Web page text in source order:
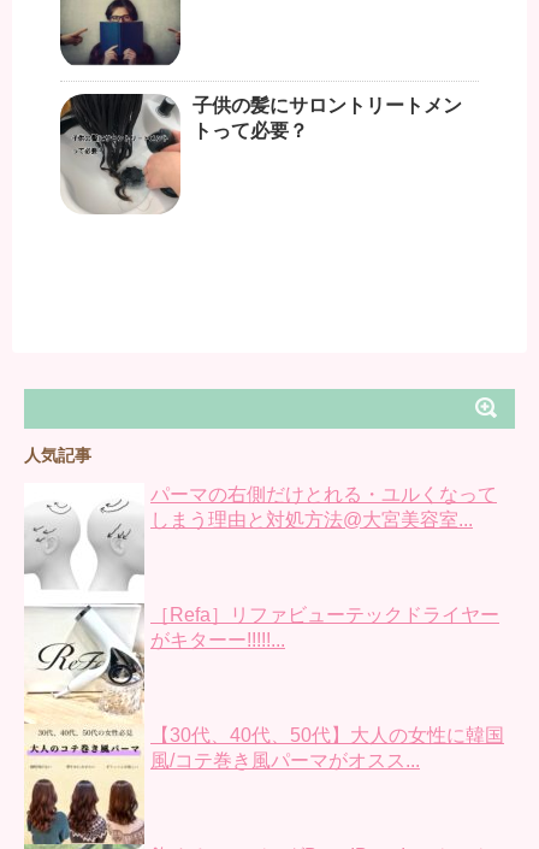
子供の髪にサロントリートメン
トって必要？
人気記事
パーマの右側だけとれる・ユルくなって
しまう理由と対処方法@大宮美容室...
［Refa］リファビューテックドライヤー
がキターー!!!!!...
【30代、40代、50代】大人の女性に韓国
風/コテ巻き風パーマがオスス...